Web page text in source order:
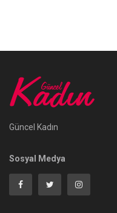
Güncel Kadın
Sosyal Medya